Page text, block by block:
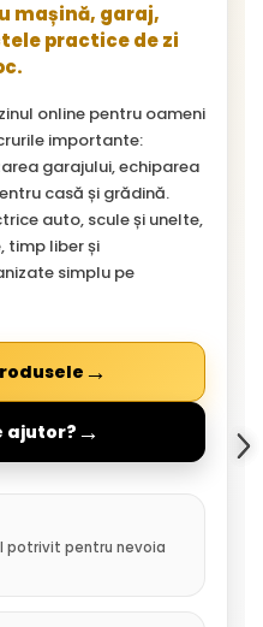
mașină, garaj,
practice de zi
online pentru oameni
importante:
garajului, echiparea
casă și grădină.
auto, scule și unelte,
timp liber și
simplu pe
→
ajutor? →
potrivit pentru nevoia